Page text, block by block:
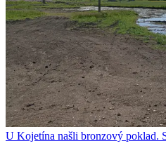
U Kojetína našli bronzový poklad.